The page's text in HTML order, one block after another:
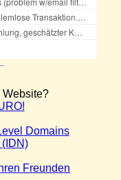
Domains
Freunden